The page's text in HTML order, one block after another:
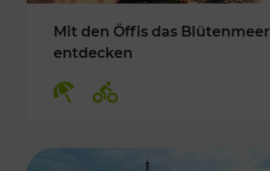
Mit den Öffis das Blütenmeer
entdecken